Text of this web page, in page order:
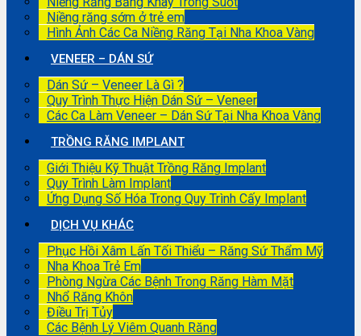
Niềng răng sớm ở trẻ em
Hình Ảnh Các Ca Niềng Răng Tại Nha Khoa Vàng
VENEER – DÁN SỨ
Dán Sứ – Veneer Là Gì ?
Quy Trình Thực Hiện Dán Sứ – Veneer
Các Ca Làm Veneer – Dán Sứ Tại Nha Khoa Vàng
TRỒNG RĂNG IMPLANT
Giới Thiệu Kỹ Thuật Trồng Răng Implant
Quy Trình Làm Implant
Ứng Dụng Số Hóa Trong Quy Trình Cấy Implant
DỊCH VỤ KHÁC
Phục Hồi Xâm Lấn Tối Thiểu – Răng Sứ Thẩm Mỹ
Nha Khoa Trẻ Em
Phòng Ngừa Các Bệnh Trong Răng Hàm Mặt
Nhổ Răng Khôn
Điều Trị Tủy
Các Bệnh Lý Viêm Quanh Răng